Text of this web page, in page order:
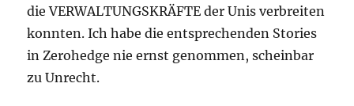
die VERWALTUNGSKRÄFTE der Unis verbreiten
konnten. Ich habe die entsprechenden Stories
in Zerohedge nie ernst genommen, scheinbar
zu Unrecht.